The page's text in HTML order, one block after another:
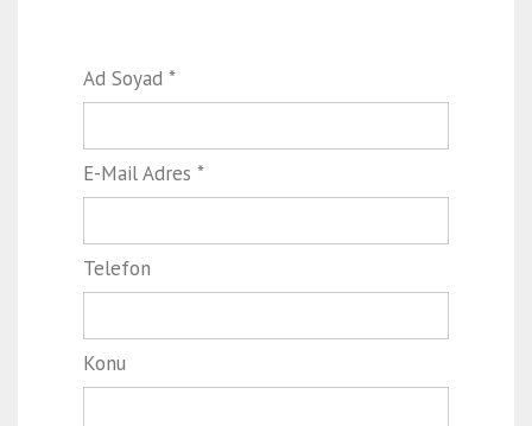
Ad Soyad *
E-Mail Adres *
Telefon
Konu